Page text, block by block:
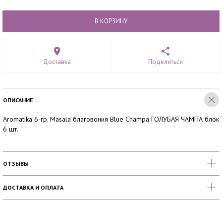
В КОРЗИНУ
Доставка Поделиться
ОПИСАНИЕ
Aromatika 6-гр. Masala благовония Blue Champa ГОЛУБАЯ ЧАМПА блок
6 шт.
ОТЗЫВЫ
ДОСТАВКА И ОПЛАТА